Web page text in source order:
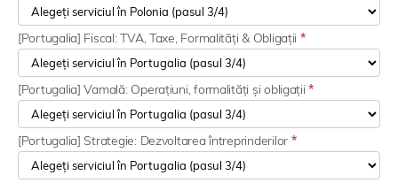
[Portugalia] Fiscal: TVA, Taxe, Formalități & Obligații *
[Portugalia] Vamală: Operațiuni, formalități și obligații*
[Portugalia] Strategie: Dezvoltarea întreprinderilor *